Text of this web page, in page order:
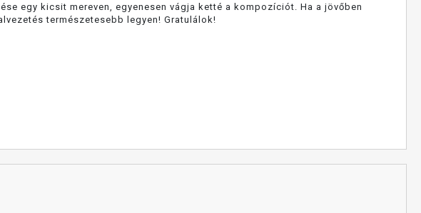
egy kicsit mereven, egyenesen vágja ketté a kompozíciót. Ha a jövőben
természetesebb legyen! Gratulálok!